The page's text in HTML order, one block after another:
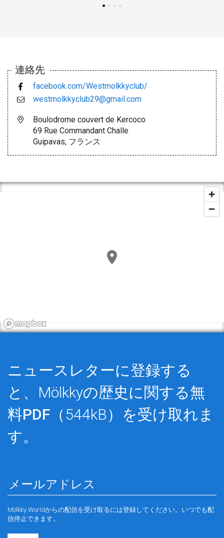
連絡先
facebook.com/Westmolkkyclub/
westmolkkyclub29@gmail.com
Boulodrome couvert de Kercoco
69 Rue Commandant Challe
Guipavas, フランス
ニュースレターに登録する
と、Mölkkyの歴史に関する無
料PDF （544kB）を受け取れま
す。
Mölkky Worldからの配信を受け取るには登録してください。いつでも配
信停止できます。